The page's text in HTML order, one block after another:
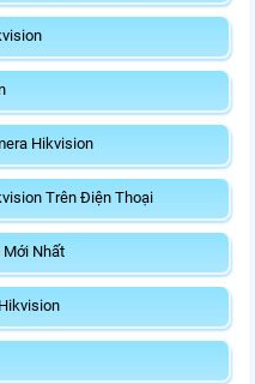
Hikvision
Trên Điện Thoại
Mới Nhất